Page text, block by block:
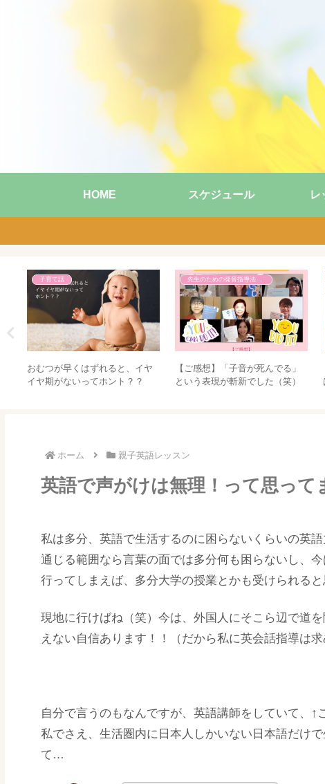
HOME スケジュール レ
子育て話
みなさん、おうちのお水はどう
してますか？我が家の必須アイ
子育て話
お注射したくない！けど、なん
て言っていいかわからない人
ホーム 親子英語レッスン
英語で声がけは無理！って思っ
私は多分、英語で生活するのに困らないくらいの英
通じる範囲なら言葉の面では多分何も困らないし、
行ってしまえば、多分大学の授業とかも受けられると
現地に行けばね（笑）今は、外国人にそこら辺で道
えない自信あります！！（だから私に英会話指導は求
自分で言うのもなんですが、英語講師をしていて、
私でさえ、生活圏内に日本人しかいない日本語だけ
て…